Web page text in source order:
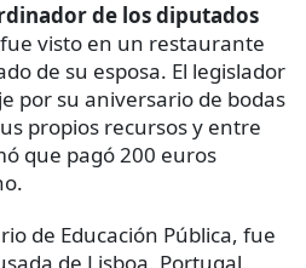
de los diputados
fue visto en un restaurante
de su esposa. El legislador
por su aniversario de bodas
propios recursos y entre
que pagó 200 euros
de Educación Pública, fue